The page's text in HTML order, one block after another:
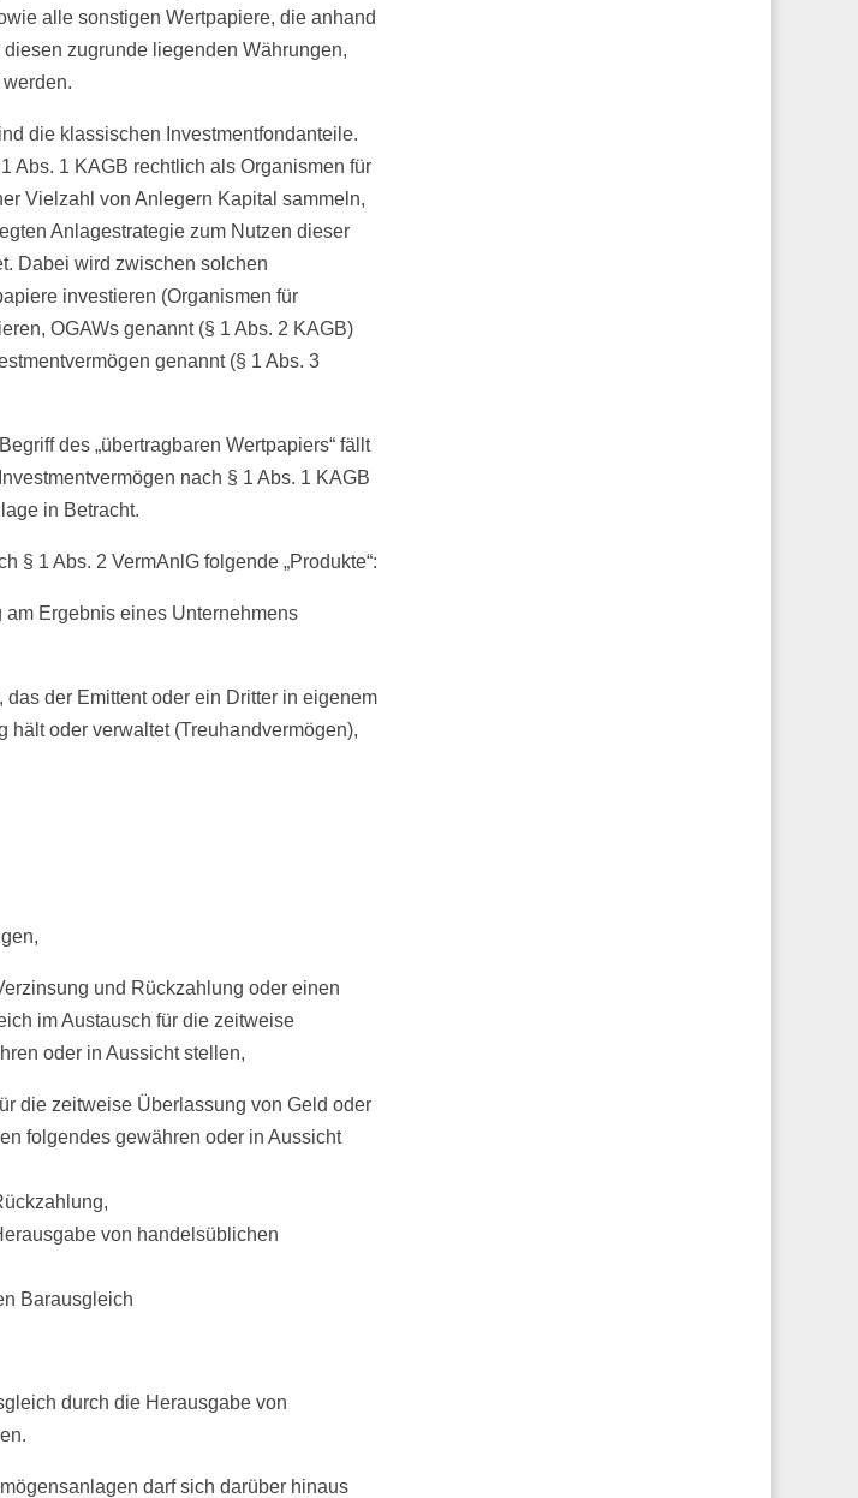
alle sonstigen Wertpapiere, die anhand
zugrunde liegenden Währungen,
die klassischen Investmentfondanteile.
Abs. 1 KAGB rechtlich als Organismen für
Vielzahl von Anlegern Kapital sammeln,
Anlagestrategie zum Nutzen dieser
Dabei wird zwischen solchen
investieren (Organismen für
OGAWs genannt (§ 1 Abs. 2 KAGB)
genannt (§ 1 Abs. 3
des „übertragbaren Wertpapiers“ fällt
nach § 1 Abs. 1 KAGB
in Betracht.
§ 1 Abs. 2 VermAnlG folgende „Produkte“:
Ergebnis eines Unternehmens
der Emittent oder ein Dritter in eigenem
hält oder verwaltet (Treuhandvermögen),
und Rückzahlung oder einen
im Austausch für die zeitweise
oder in Aussicht stellen,
die zeitweise Überlassung von Geld oder
folgendes gewähren oder in Aussicht
von handelsüblichen
Barausgleich
durch die Herausgabe von
darf sich darüber hinaus